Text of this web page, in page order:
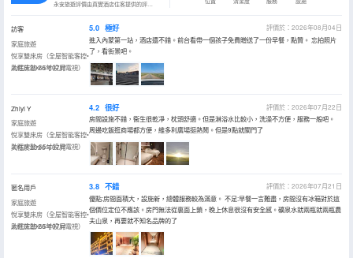
永安旅遊評價由真實酒店住客提供的評價。 位置 清潔度 服務 設施
訪客
家庭旅遊
悅享雙床房（全屋智能客控•
助眠床墊•65寸投屏電視）
入住於2026年07月
5.0 極好
評價於：2026年08月04日
進入內蒙第一站，酒店還不錯。前台看帶一個孩子免費贈送了一份早餐，點贊。 忘拍照片
了，看街景吧。
Zhiyi Y
家庭旅遊
悅享雙床房（全屋智能客控•
助眠床墊•65寸投屏電視）
入住於2026年07月
4.2 很好
評價於：2026年07月22日
房間設施不錯，衞生很乾凈，枕頭舒適。但是淋浴水比較小，洗澡不方便，服務一般吧。
周邊吃飯逛商場都方便，維多利廣場挺熱鬧。但是9點就關門了
匿名用戶
家庭旅遊
悅享雙床房（全屋智能客控•
助眠床墊•65寸投屏電視）
入住於2026年07月
3.8 不錯
評價於：2026年07月21日
優點:房間面積大，設施新，總體服務較為滿意。 不足:早餐一言難盡，房間沒有冰箱對於這
個價位定位不應該。房門無法從裏面上鎖，晚上休息很沒有安全感。礦泉水就兩瓶就兩瓶農
夫山泉，再要就不知名品牌的了